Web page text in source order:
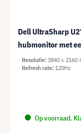
Dell UltraSharp
hubmonitor met
Op voorraad.
Resolutie 3840 x 2160
Refresh rate 120Hz